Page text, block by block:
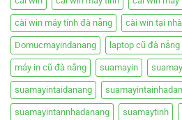
cài win máy tính đà nẵng cài win tại
Domucmayindanang laptop cũ đà nẵng
máy in cũ đà nẵng suamayin
suamayintaidanang
suamayintannhadanang suamaytinh